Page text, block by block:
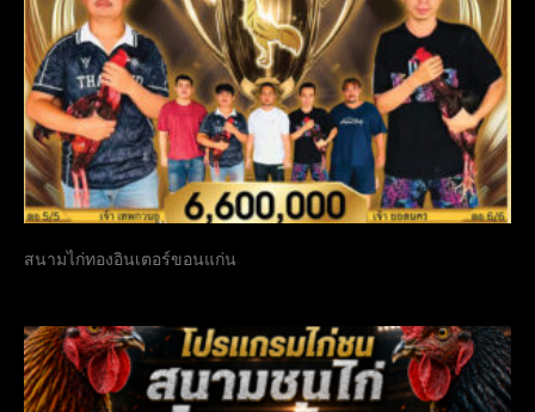
สนามไก่ทองอินเตอร์ขอนแก่น